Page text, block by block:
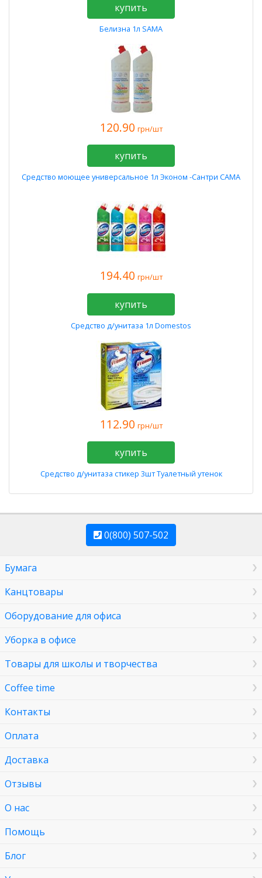
купить
Белизна 1л SAMA
120.90 грн/шт
купить
Средство моющее универсальное 1л Эконом -Сантри САМА
194.40 грн/шт
купить
Средство д/унитаза 1л Domestos
112.90 грн/шт
купить
Средство д/унитаза стикер 3шт Туалетный утенок
0(800) 507-502
Бумага
Канцтовары
Оборудование для офиса
Уборка в офисе
Товары для школы и творчества
Coffee time
Контакты
Оплата
Доставка
Отзывы
О нас
Помощь
Блог